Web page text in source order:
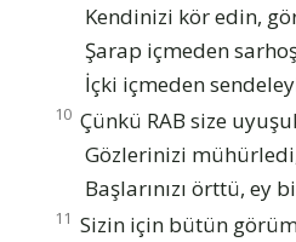
Kendinizi kör edin,
Şarap içmeden
İçki içmeden
10 Çünkü RAB size
Gözlerinizi
Başlarınızı örttü, ey
11 Sizin için bütün